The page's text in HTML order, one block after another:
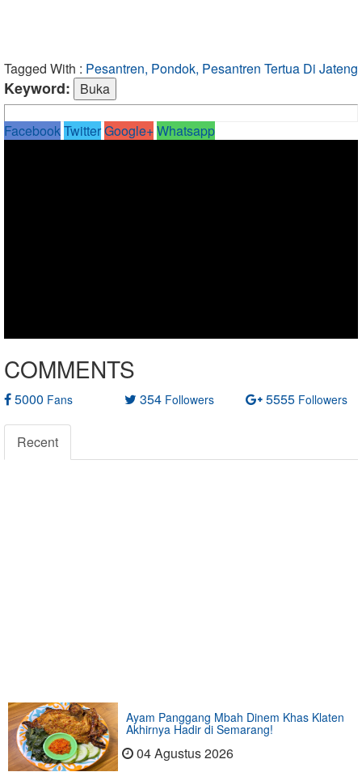
Tagged With : Pesantren, Pondok, Pesantren Tertua Di Jateng
Keyword:
Facebook TwitterGoogle+Whatsapp
COMMENTS
5000 Fans 354 Followers 5555 Followers
Recent
Ayam Panggang Mbah Dinem Khas Klaten
Akhirnya Hadir di Semarang!
04 Agustus 2026